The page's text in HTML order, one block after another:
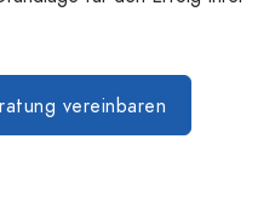
vereinbaren